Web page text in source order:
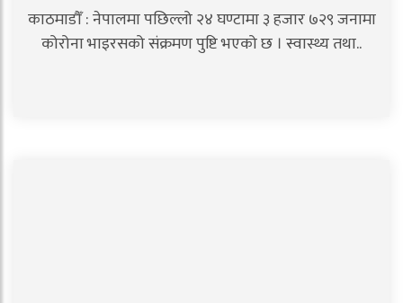
काठमाडौँ : नेपालमा पछिल्लो २४ घण्टामा ३ हजार ७२९ जनामा
कोरोना भाइरसको संक्रमण पुष्टि भएको छ । स्वास्थ्य तथा..